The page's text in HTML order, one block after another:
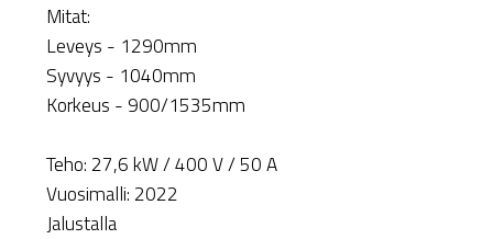
Mitat:
Leveys - 1290mm
Syvyys - 1040mm
Korkeus - 900/1535mm
Teho: 27,6 kW / 400 V / 50 A
Vuosimalli: 2022
Jalustalla